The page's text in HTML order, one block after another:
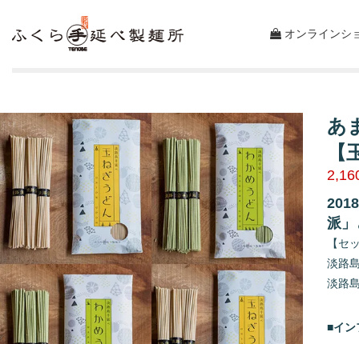
オンラインシ
あ
派
【セ
淡路
淡路
■イン